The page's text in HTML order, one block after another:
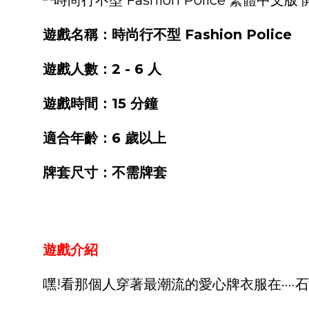
遊戲名稱：時尚行不型 Fashion Police
遊戲人數：2 - 6 人
遊戲時間：15 分鐘
適合年齡：6 歲以上
牌套尺寸：不需牌套
遊戲介紹
嘿!看那個人穿著最潮流的愛心牌衣服在····